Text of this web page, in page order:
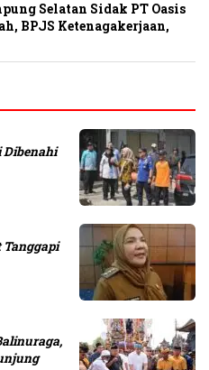
Selatan Sidak PT Oasis
BPJS Ketenagakerjaan,
Dibenahi
Tanggapi